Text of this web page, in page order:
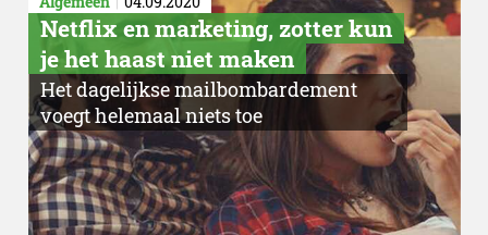
Netflix en marketing, zotter kun
je het haast niet maken
Het dagelijkse mailbombardement
voegt helemaal niets toe